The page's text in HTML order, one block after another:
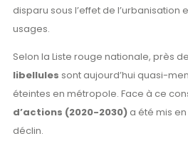
disparu sous l’effet de l’urbanisation
usages.
Selon la Liste rouge nationale, près de
libellules sont aujourd’hui quasi-
éteintes en métropole. Face à ce
d’actions (2020-2030) a été mis
déclin.